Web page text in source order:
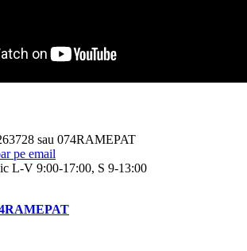
sau 074RAMEPAT
pe email
L-V 9:00-17:00, S 9-13:00